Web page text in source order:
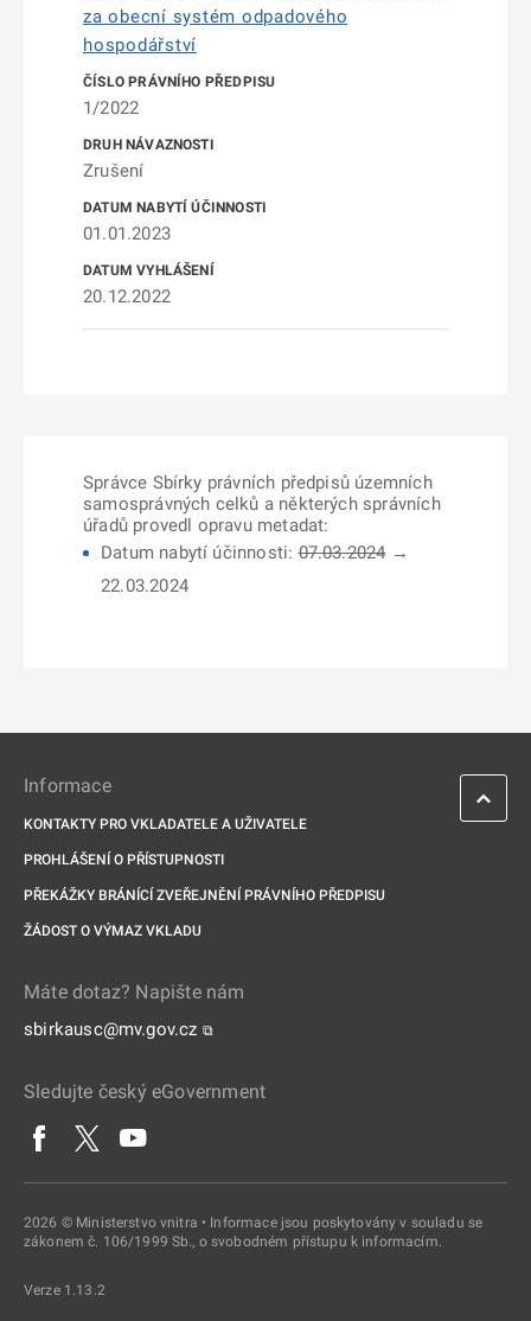
za obecní systém odpadového
hospodářství
1/2022
Zrušení
01.01.2023
20.12.2022
Správce Sbírky právních předpisů územních
samosprávných celků a některých správních
úřadů provedl opravu metadat:
Datum nabytí účinnosti:07.03.2024→
22.03.2024
Informace
KONTAKTY PRO VKLADATELE A UŽIVATELE
PROHLÁŠENÍ O PŘÍSTUPNOSTI
PŘEKÁŽKY BRÁNÍCÍ ZVEŘEJNĚNÍ PRÁVNÍHO PŘEDPISU
ŽÁDOST O VÝMAZ VKLADU
Máte dotaz? Napište nám
sbirkausc@mv.gov.cz ⧉
Sledujte český eGovernment
2026 © Ministerstvo vnitra • Informace jsou poskytovány v souladu se
zákonem č. 106/1999 Sb., o svobodném přístupu k informacím.
Verze 1.13.2